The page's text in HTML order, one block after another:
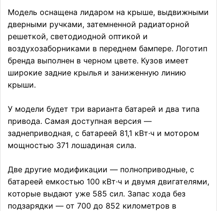
Модель оснащена лидаром на крыше, выдвижными
дверными ручками, затемненной радиаторной
решеткой, светодиодной оптикой и
воздухозаборниками в переднем бампере. Логотип
бренда выполнен в черном цвете. Кузов имеет
широкие задние крылья и заниженную линию
крыши.
У модели будет три варианта батарей и два типа
привода. Самая доступная версия —
заднеприводная, с батареей 81,1 кВт·ч и мотором
мощностью 371 лошадиная сила.
Две другие модификации — полноприводные, с
батареей емкостью 100 кВт·ч и двумя двигателями,
которые выдают уже 585 сил. Запас хода без
подзарядки — от 700 до 852 километров в